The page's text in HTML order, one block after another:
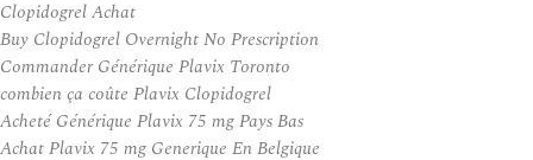
Clopidogrel Achat
Buy Clopidogrel Overnight No Prescription
Commander Générique Plavix Toronto
combien ça coûte Plavix Clopidogrel
Acheté Générique Plavix 75 mg Pays Bas
Achat Plavix 75 mg Generique En Belgique